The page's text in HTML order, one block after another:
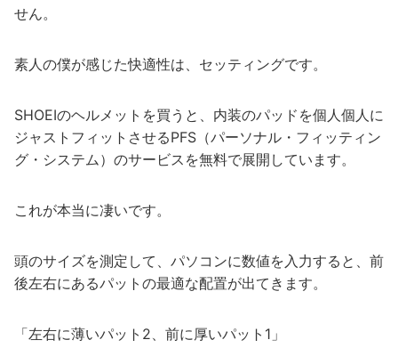
せん。
素人の僕が感じた快適性は、セッティングです。
SHOEIのヘルメットを買うと、内装のパッドを個人個人に
ジャストフィットさせるPFS（パーソナル・フィッティン
グ・システム）のサービスを無料で展開しています。
これが本当に凄いです。
頭のサイズを測定して、パソコンに数値を入力すると、前
後左右にあるパットの最適な配置が出てきます。
「左右に薄いパット2、前に厚いパット1」